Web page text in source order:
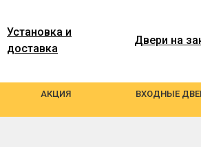
Установка и
доставка
Двери на
АКЦИЯ ВХОДНЫЕ